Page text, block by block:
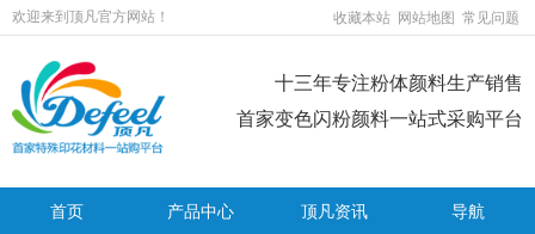
欢迎来到顶凡官方网站！ 收藏本站 网站地图 常见问题
十三年专注粉体颜料生产销售
首家变色闪粉颜料一站式采购平台
首页 产品中心 顶凡资讯 导航